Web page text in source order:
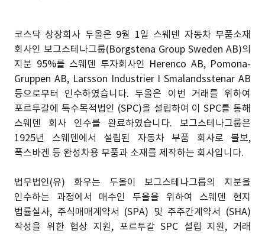
코스닥 상장회사 두올은 9월 1일 스웨덴 자동차 부품소재
회사인 보그스테나그룹(Borgstena Group Sweden AB)의
지분 95%를 스웨덴 투자회사인 Herenco AB, Pomona-
Gruppen AB, Larsson Industrier I Smalandsstenar AB
등으로부터 인수하였습니다. 두올은 이번 거래를 위하여
포르투갈에 특수목적법인 (SPC)을 설립하여 이 SPC를 통해
스웨덴 회사 인수를 완료하였습니다. 보그스테나그룹은
1925년 스웨덴에서 설립된 자동차 부품 회사로 볼보,
폭스바겐 등 완성차용 부품과 소재를 제작하는 회사입니다.
법무법인(유) 화우는 두올이 보그스테나그룹의 지분을
인수하는 과정에서 매수인 두올을 위하여 스웨덴 현지
법률실사, 주식매매계약서 (SPA) 및 주주간계약서 (SHA)
작성을 위한 협상 지원, 포르투갈 SPC 설립 지원, 거래